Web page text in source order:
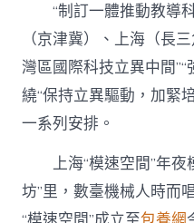
“制訂一體推動教導科
（京津冀）、上海（長
灣區國際科技立異中間
繞“保持立異驅動，加緊
一系列安排。
上海“模速空間”年夜
坊”里，數臺機械人時而